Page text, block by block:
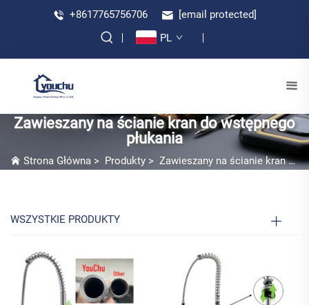
+8617765756706
[email protected]
PL
Zawieszany na ścianie kran do wstępnego
płukania
Strona Główna > Produkty > Zawieszany na ścianie kran do wstępnego płukania
WSZYSTKIE PRODUKTY